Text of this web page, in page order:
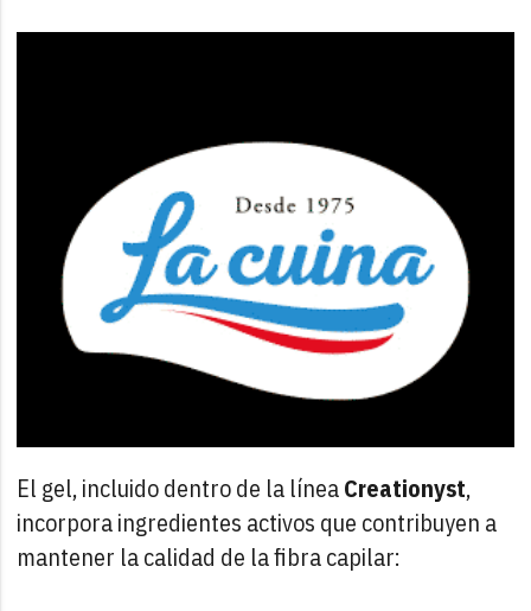
El gel, incluido dentro de la líneaCreationyst,
incorpora ingredientes activos que contribuyen a
mantener la calidad de la fibra capilar: